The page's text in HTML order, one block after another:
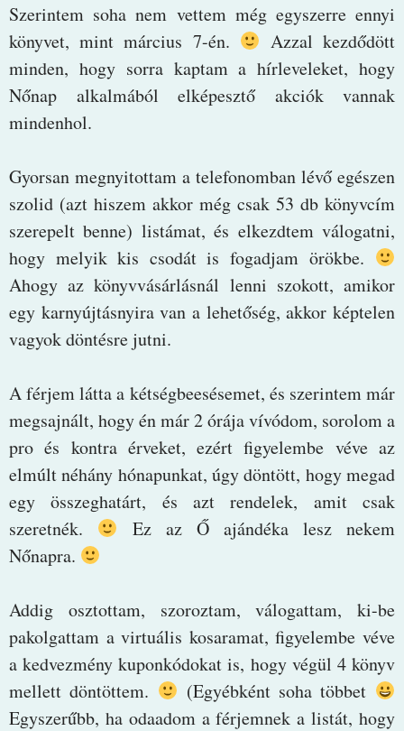
Szerintem soha nem vettem még egyszerre ennyi
könyvet, mint március 7-én.
Azzal kezdődött
minden, hogy sorra kaptam a hírleveleket, hogy
Nőnap alkalmából elképesztő akciók vannak
mindenhol.
Gyorsan megnyitottam a telefonomban lévő egészen
szolid (azt hiszem akkor még csak 53 db könyvcím
szerepelt benne) listámat, és elkezdtem válogatni,
hogy melyik kis csodát is fogadjam örökbe.
Ahogy az könyvvásárlásnál lenni szokott, amikor
egy karnyújtásnyira van a lehetőség, akkor képtelen
vagyok döntésre jutni.
A férjem látta a kétségbeesésemet, és szerintem már
megsajnált, hogy én már 2 órája vívódom, sorolom a
pro és kontra érveket, ezért figyelembe véve az
elmúlt néhány hónapunkat, úgy döntött, hogy megad
egy összeghatárt, és azt rendelek, amit csak
szeretnék.
Ez az Ő ajándéka lesz nekem
Nőnapra.
Addig osztottam, szoroztam, válogattam, ki-be
pakolgattam a virtuális kosaramat, figyelembe véve
a kedvezmény kuponkódokat is, hogy végül 4 könyv
mellett döntöttem.
(Egyébként soha többet
Egyszerűbb, ha odaadom a férjemnek a listát, hogy